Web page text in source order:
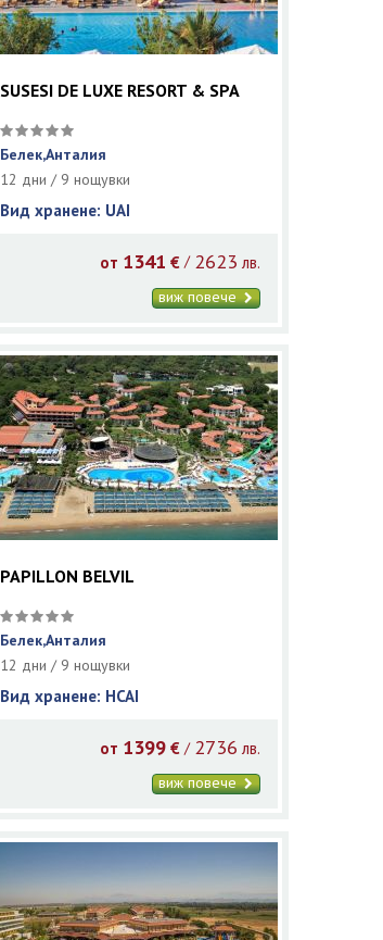
SUSESI DE LUXE RESORT & SPA
Белек,Анталия
12 дни / 9 нощувки
Вид хранене: UAI
от 1341 € / 2623 лв.
виж повече
PAPILLON BELVIL
Белек,Анталия
12 дни / 9 нощувки
Вид хранене: HCAI
от 1399 € / 2736 лв.
виж повече